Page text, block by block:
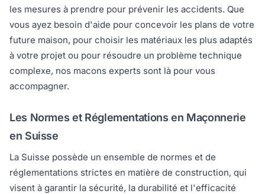
les mesures à prendre pour prévenir les accidents. Que
vous ayez besoin d'aide pour concevoir les plans de votre
future maison, pour choisir les matériaux les plus adaptés
à votre projet ou pour résoudre un problème technique
complexe, nos macons experts sont là pour vous
accompagner.
Les Normes et Réglementations en Maçonnerie
en Suisse
La Suisse possède un ensemble de normes et de
réglementations strictes en matière de construction, qui
visent à garantir la sécurité, la durabilité et l'efficacité